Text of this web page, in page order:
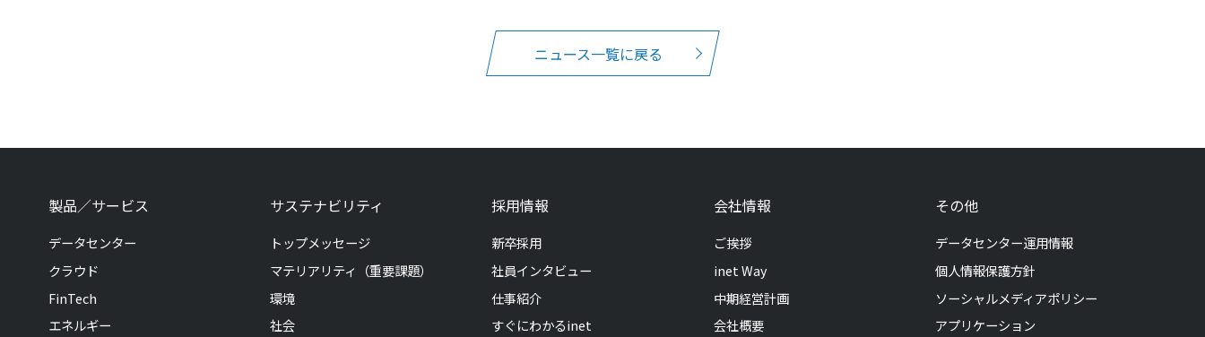
ニュース一覧に戻る
製品／サービス
データセンター
クラウド
FinTech
エネルギー
サステナビリティ
トップメッセージ
マテリアリティ（重要課題）
環境
社会
採用情報
新卒採用
社員インタビュー
仕事紹介
すぐにわかるinet
会社情報
ご挨拶
inet Way
中期経営計画
会社概要
その他
データセンター運用情報
個人情報保護方針
ソーシャルメディアポリシー
アプリケーション